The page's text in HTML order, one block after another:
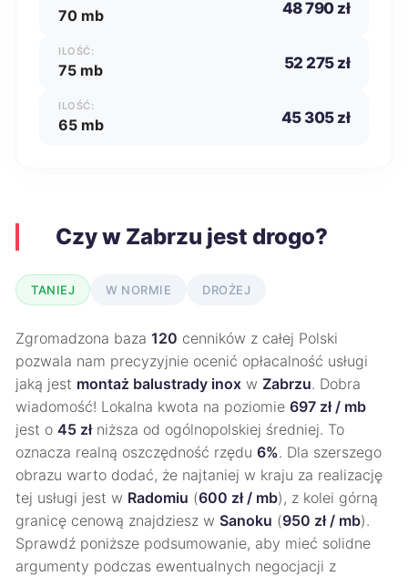
70 mb 48 790 zł
ILOŚĆ:
75 mb 52 275 zł
ILOŚĆ:
65 mb 45 305 zł
Czy w Zabrzu jest drogo?
TANIEJ W NORMIE DROŻEJ
Zgromadzona baza 120 cenników z całej Polski
pozwala nam precyzyjnie ocenić opłacalność usługi
jaką jest montaż balustrady inox w Zabrzu. Dobra
wiadomość! Lokalna kwota na poziomie 697 zł / mb
jest o 45 złniższa od ogólnopolskiej średniej. To
oznacza realną oszczędność rzędu 6%. Dla szerszego
obrazu warto dodać, że najtaniej w kraju za realizację
tej usługi jest w Radomiu (600 zł / mb), z kolei górną
granicę cenową znajdziesz w Sanoku (950 zł / mb).
Sprawdź poniższe podsumowanie, aby mieć solidne
argumenty podczas ewentualnych negocjacji z